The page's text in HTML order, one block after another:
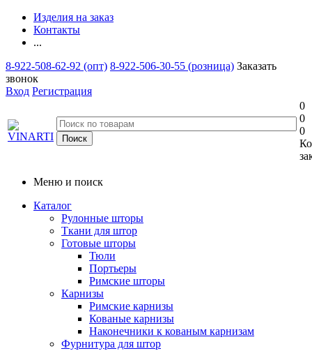
Изделия на заказ
Контакты
...
8-922-508-62-92 (опт) 8-922-506-30-55 (розница) Заказать
звонок
Вход Регистрация
0
0
0
Меню и поиск
Каталог
Рулонные шторы
Ткани для штор
Готовые шторы
Тюли
Портьеры
Римские шторы
Карнизы
Римские карнизы
Кованые карнизы
Наконечники к кованым карнизам
Фурнитура для штор